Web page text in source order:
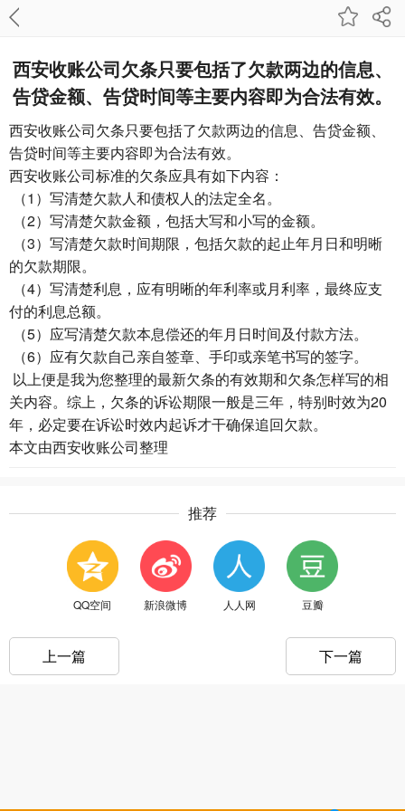
西安收账公司欠条只要包括了欠款两边的信息、
告贷金额、告贷时间等主要内容即为合法有效。
西安收账公司欠条只要包括了欠款两边的信息、告贷金额、
告贷时间等主要内容即为合法有效。
西安收账公司标准的欠条应具有如下内容：
（1）写清楚欠款人和债权人的法定全名。
（2）写清楚欠款金额，包括大写和小写的金额。
（3）写清楚欠款时间期限，包括欠款的起止年月日和明晰
的欠款期限。
（4）写清楚利息，应有明晰的年利率或月利率，最终应支
付的利息总额。
（5）应写清楚欠款本息偿还的年月日时间及付款方法。
（6）应有欠款自己亲自签章、手印或亲笔书写的签字。
以上便是我为您整理的最新欠条的有效期和欠条怎样写的相
关内容。综上，欠条的诉讼期限一般是三年，特别时效为20
年，必定要在诉讼时效内起诉才干确保追回欠款。
本文由西安收账公司整理
推荐
QQ空间 新浪微博 人人网 豆瓣
上一篇 下一篇